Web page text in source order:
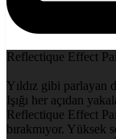
Reflectique Effect
Yıldız gibi parlayan
Işığı her açıdan
Reflectique Effect
bırakmıyor. Yüksek